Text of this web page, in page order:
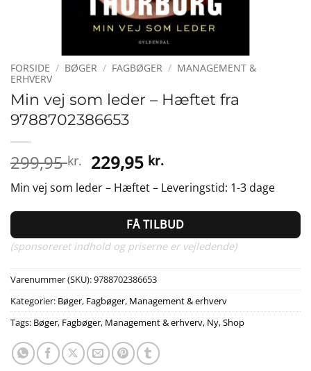
FORSIDE / BØGER / FAGBØGER / MANAGEMENT &
ERHVERV
Min vej som leder – Hæftet fra
9788702386653
299,95kr. Den
oprindelige
pris
var:
299,95 kr..
229,95 kr.Den
aktuelle
pris
er:
229,95 kr..
Min vej som leder – Hæftet – Leveringstid: 1-3 dage
FÅ TILBUD
(sponsoreret indhold og priserne er vejledende)
Varenummer (SKU):9788702386653
Kategorier: Bøger, Fagbøger, Management & erhverv
Tags: Bøger, Fagbøger, Management & erhverv, Ny,Shop